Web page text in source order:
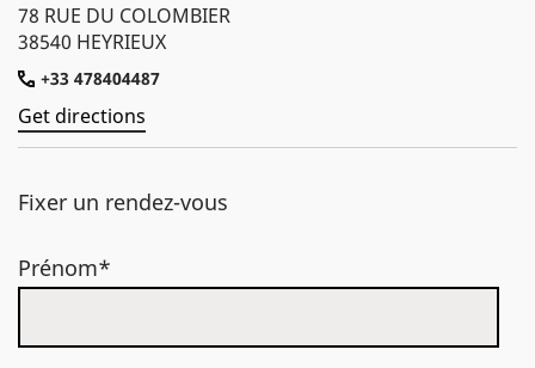
78 RUE DU COLOMBIER
38540 HEYRIEUX
+33 478404487
Get directions
Fixer un rendez-vous
Prénom*